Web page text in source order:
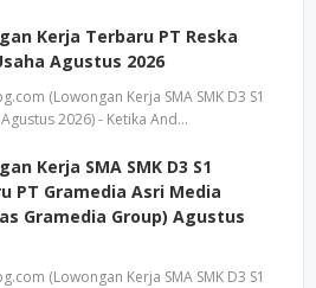
Kerja Terbaru PT Reska
Agustus 2026
(Lowongan Kerja SMA SMK D3 S1
2026) - Ketika And…
Kerja SMA SMK D3 S1
PT Gramedia Asri Media
Gramedia Group) Agustus
(Lowongan Kerja SMA SMK D3 S1